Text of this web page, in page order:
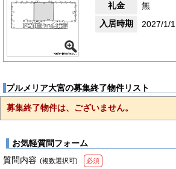
礼金
無
入居時期
2027/1/1
プルメリア大宮の募集終了物件リスト
募集終了物件は、ございません。
お気軽質問フォーム
質問内容 (複数選択可) 必須